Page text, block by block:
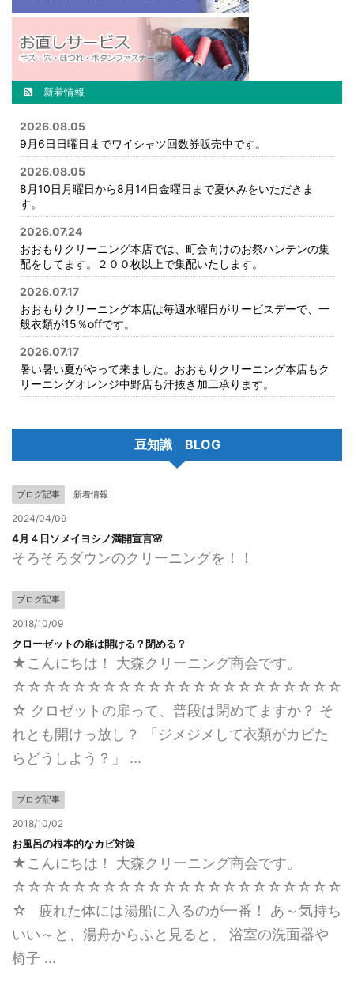
新着情報
2026.08.05
9月6日日曜日までワイシャツ回数券販売中です。
2026.08.05
8月10日月曜日から8月14日金曜日まで夏休みをいただきま
す。
2026.07.24
おおもりクリーニング本店では、町会向けのお祭ハンテンの集
配をしてます。２００枚以上で集配いたします。
2026.07.17
おおもりクリーニング本店は毎週水曜日がサービスデーで、一
般衣類が15％offです。
2026.07.17
暑い暑い夏がやって来ました。おおもりクリーニング本店もク
リーニングオレンジ中野店も汗抜き加工承ります。
豆知識 BLOG
ブログ記事 新着情報
2024/04/09
4月４日ソメイヨシノ満開宣言🌸
そろそろダウンのクリーニングを！！
ブログ記事
2018/10/09
クローゼットの扉は開ける？閉める？
★こんにちは！ 大森クリーニング商会です。
☆☆☆☆☆☆☆☆☆☆☆☆☆☆☆☆☆☆☆☆☆☆
☆ クロゼットの扉って、普段は閉めてますか？ そ
れとも開けっ放し？ 「ジメジメして衣類がカビた
らどうしよう？」 ...
ブログ記事
2018/10/02
お風呂の根本的なカビ対策
★こんにちは！ 大森クリーニング商会です。
☆☆☆☆☆☆☆☆☆☆☆☆☆☆☆☆☆☆☆☆☆☆
☆ 疲れた体には湯船に入るのが一番！ あ～気持ち
いい～と、湯舟からふと見ると、 浴室の洗面器や
椅子 ...